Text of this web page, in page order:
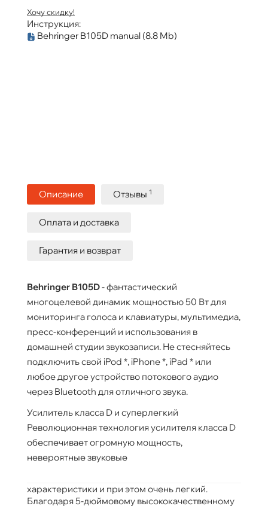
Хочу скидку!
Инструкция:
Behringer B105D manual (8.8 Mb)
Описание Отзывы 1
Оплата и доставка
Гарантия и возврат
Behringer B105D- фантастический
многоцелевой динамик мощностью 50 Вт для
мониторинга голоса и клавиатуры, мультимедиа,
пресс-конференций и использования в
домашней студии звукозаписи. Не стесняйтесь
подключить свой iPod *, iPhone *, iPad * или
любое другое устройство потокового аудио
через Bluetooth для отличного звука.
Усилитель класса D и суперлегкий
Революционная технология усилителя класса D
обеспечивает огромную мощность,
невероятные звуковые
характеристики и при этом очень легкий.
Благодаря 5-дюймовому высококачественному